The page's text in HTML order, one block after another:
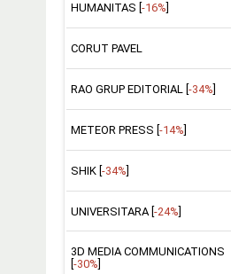
HUMANITAS [ -16%
CORUT PAVEL
RAO GRUP EDITORIAL [ -34%
METEOR PRESS [ -14%
SHIK [-34%]
UNIVERSITARA [-24%]
3D MEDIA COMMUNICATIONS
-30%